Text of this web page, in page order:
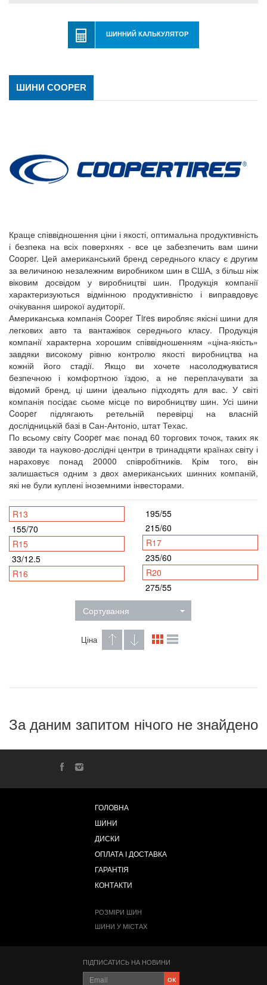
ШИННИЙ КАЛЬКУЛЯТОР
ШИНИ COOPER
Краще співвідношення ціни і якості, оптимальна продуктивність
і безпека на всіх поверхнях - все це забезпечить вам шини
Cooper. Цей американський бренд середнього класу є другим
за величиною незалежним виробником шин в США, з більш ніж
віковим досвідом у виробництві шин. Продукція компанії
характеризуються відмінною продуктивністю і виправдовує
очікування широкої аудиторії.
Американська компанія Cooper Tires виробляє якісні шини для
легкових авто та вантажівок середнього класу. Продукція
компанії характерна хорошим співвідношенням «ціна-якість»
завдяки високому рівню контролю якості виробництва на
кожній його стадії. Якщо ви хочете насолоджуватися
безпечною і комфортною їздою, а не переплачувати за
відомий бренд, ці шини ідеально підходять для вас. У світі
компанія посідає сьоме місце по виробництву шин. Усі шини
Cooper підлягають ретельній перевірці на власній
дослідницькій базі в Сан-Антоніо, штат Техас.
По всьому світу Cooper має понад 60 торгових точок, таких як
заводи та науково-дослідні центри в тринадцяти країнах світу і
нараховує понад 20000 співробітників. Крім того, він
залишається одним з двох американських шинних компаній,
які не були куплені іноземними інвесторами.
R13
155/70
R15
33/12.5
R16
195/55
215/60
R17
235/60
R20
275/55
Сортування
Ціна
За даним запитом нічого не знайдено
ГОЛОВНА
ШИНИ
ДИСКИ
ОПЛАТА І ДОСТАВКА
ГАРАНТІЯ
КОНТАКТИ
РОЗМІРИ ШИН
ШИНИ У МІСТАХ
ПІДПИСАТИСЬ НА НОВИНИ
ок